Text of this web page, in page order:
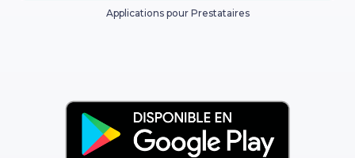
Applications pour Prestataires